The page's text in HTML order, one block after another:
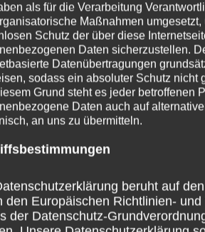
als für die Verarbeitung
Maßnahmen
Schutz der über diese
Daten sicherzustellen.
Datenübertragungen
sodass ein absoluter Schutz nicht
Grund steht es jeder betroffenen
Daten auch auf
an uns zu übermitteln.
beruht auf
den Europäischen Richtlinien-
der Datenschutz-